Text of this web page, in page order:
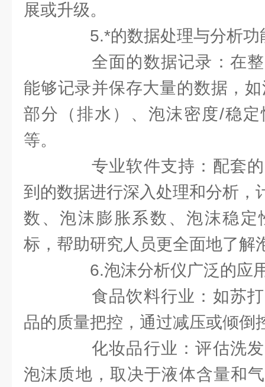
展或升级。
5.*的数据处理与分析功
全面的数据记录：在整
能够记录并保存大量的数据，
部分（排水）、泡沫密度/稳
等。
专业软件支持：配套的
到的数据进行深入处理和分析，
数、泡沫膨胀系数、泡沫稳定
标，帮助研究人员更全面地了解
6.泡沫分析仪广泛的应
食品饮料行业：如苏打
品的质量把控，通过减压或倾倒
化妆品行业：评估洗发
泡沫质地，取决于液体含量和